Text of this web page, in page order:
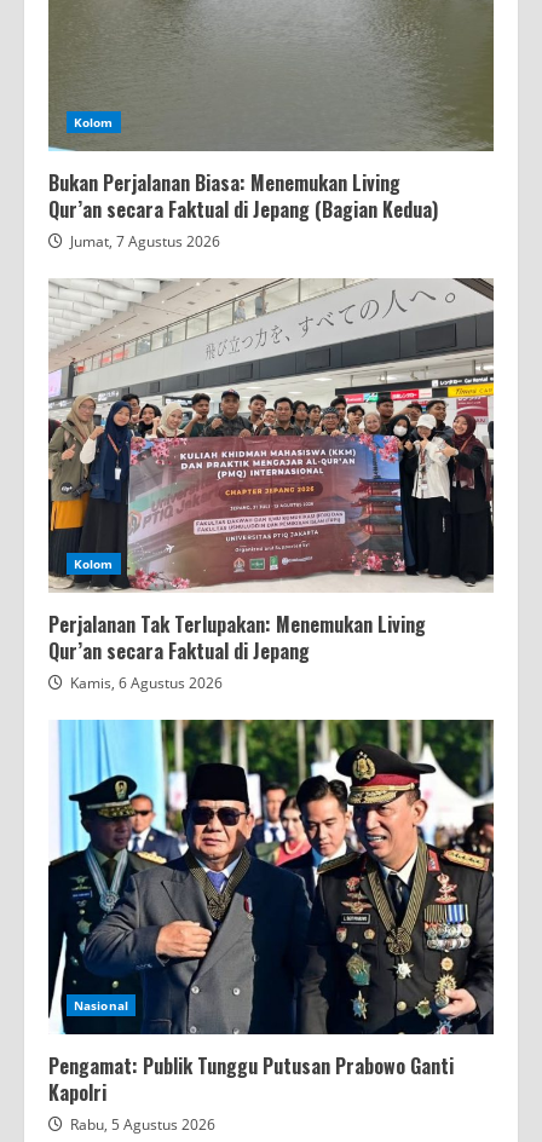
Kolom
Bukan Perjalanan Biasa: Menemukan Living
Qur’an secara Faktual di Jepang (Bagian Kedua)
Jumat, 7 Agustus 2026
Kolom
Perjalanan Tak Terlupakan: Menemukan Living
Qur’an secara Faktual di Jepang
Kamis, 6 Agustus 2026
Nasional
Pengamat: Publik Tunggu Putusan Prabowo Ganti
Kapolri
Rabu, 5 Agustus 2026